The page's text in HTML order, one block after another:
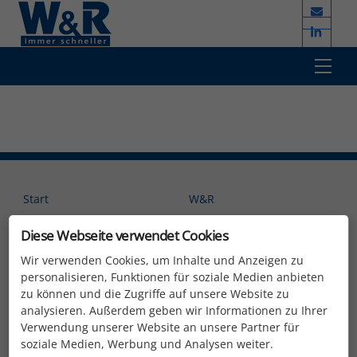
Skip
content
Start
Unternehmen
Kompetenzen
Kontakt
W&R
Brother
YCM
Sugino
AGB
Montagebedingungen
Diese Webseite verwendet Cookies
Wir verwenden Cookies, um Inhalte und Anzeigen zu
personalisieren, Funktionen für soziale Medien anbieten
zu können und die Zugriffe auf unsere Website zu
analysieren. Außerdem geben wir Informationen zu Ihrer
Verwendung unserer Website an unsere Partner für
soziale Medien, Werbung und Analysen weiter.